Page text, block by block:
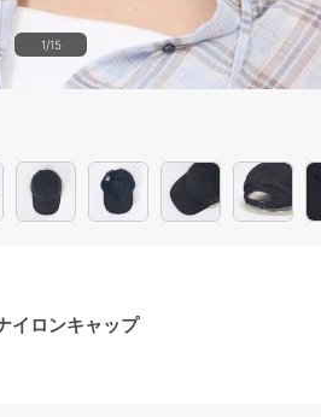
1/15
イロンキャップ